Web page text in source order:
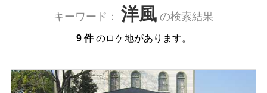
キーワード： 洋風 の検索結果
9 件のロケ地があります。